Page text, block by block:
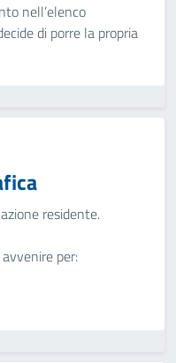
nell’elenco
di porre la propria
residente.
per: